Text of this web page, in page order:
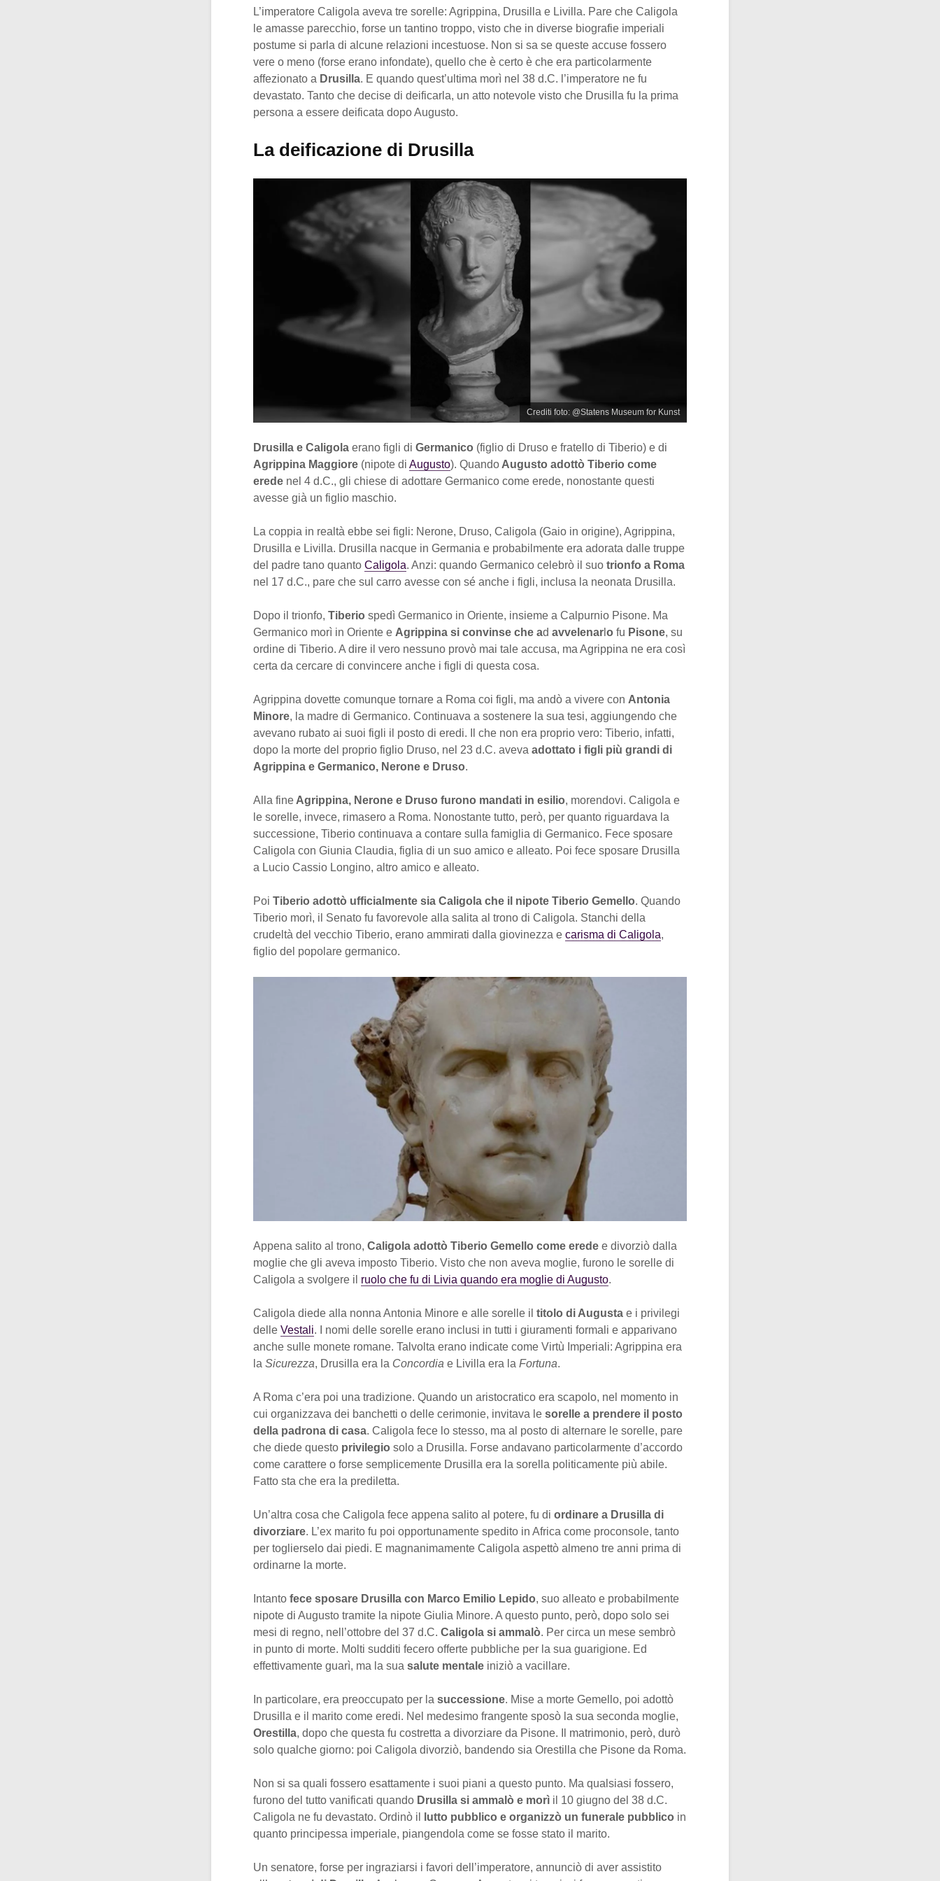
L’imperatore Caligola aveva tre sorelle: Agrippina, Drusilla e Livilla. Pare che Caligola
le amasse parecchio, forse un tantino troppo, visto che in diverse biografie imperiali
postume si parla di alcune relazioni incestuose. Non si sa se queste accuse fossero
vere o meno (forse erano infondate), quello che è certo è che era particolarmente
affezionato a Drusilla. E quando quest’ultima morì nel 38 d.C. l’imperatore ne fu
devastato. Tanto che decise di deificarla, un atto notevole visto che Drusilla fu la prima
persona a essere deificata dopo Augusto.
La deificazione di Drusilla
Crediti foto: @Statens Museum for Kunst
Drusilla e Caligola erano figli di Germanico (figlio di Druso e fratello di Tiberio) e di
Agrippina Maggiore (nipote di Augusto). Quando Augusto adottò Tiberio come
erede nel 4 d.C., gli chiese di adottare Germanico come erede, nonostante questi
avesse già un figlio maschio.
La coppia in realtà ebbe sei figli: Nerone, Druso, Caligola (Gaio in origine), Agrippina,
Drusilla e Livilla. Drusilla nacque in Germania e probabilmente era adorata dalle truppe
del padre tano quanto Caligola. Anzi: quando Germanico celebrò il suo trionfo a Roma
nel 17 d.C., pare che sul carro avesse con sé anche i figli, inclusa la neonata Drusilla.
Dopo il trionfo, Tiberio spedì Germanico in Oriente, insieme a Calpurnio Pisone. Ma
Germanico morì in Oriente e Agrippina si convinse che ad avvelenar o fu Pisone, su
ordine di Tiberio. A dire il vero nessuno provò mai tale accusa, ma Agrippina ne era così
certa da cercare di convincere anche i figli di questa cosa.
Agrippina dovette comunque tornare a Roma coi figli, ma andò a vivere con Antonia
Minore, la madre di Germanico. Continuava a sostenere la sua tesi, aggiungendo che
avevano rubato ai suoi figli il posto di eredi. Il che non era proprio vero: Tiberio, infatti,
dopo la morte del proprio figlio Druso, nel 23 d.C. aveva adottato i figli più grandi di
Agrippina e Germanico, Nerone e Druso.
Alla fine Agrippina, Nerone e Druso furono mandati in esilio, morendovi. Caligola e
le sorelle, invece, rimasero a Roma. Nonostante tutto, però, per quanto riguardava la
successione, Tiberio continuava a contare sulla famiglia di Germanico. Fece sposare
Caligola con Giunia Claudia, figlia di un suo amico e alleato. Poi fece sposare Drusilla
a Lucio Cassio Longino, altro amico e alleato.
Poi Tiberio adottò ufficialmente sia Caligola che il nipote Tiberio Gemello. Quando
Tiberio morì, il Senato fu favorevole alla salita al trono di Caligola. Stanchi della
crudeltà del vecchio Tiberio, erano ammirati dalla giovinezza e carisma di Caligola,
figlio del popolare germanico.
Appena salito al trono, Caligola adottò Tiberio Gemello come erede e divorziò dalla
moglie che gli aveva imposto Tiberio. Visto che non aveva moglie, furono le sorelle di
Caligola a svolgere il ruolo che fu di Livia quando era moglie di Augusto.
Caligola diede alla nonna Antonia Minore e alle sorelle il titolo di Augusta e i privilegi
delle Vestali. I nomi delle sorelle erano inclusi in tutti i giuramenti formali e apparivano
anche sulle monete romane. Talvolta erano indicate come Virtù Imperiali: Agrippina era
la Sicurezza, Drusilla era la Concordia e Livilla era la Fortuna.
A Roma c’era poi una tradizione. Quando un aristocratico era scapolo, nel momento in
cui organizzava dei banchetti o delle cerimonie, invitava le sorelle a prendere il posto
della padrona di casa. Caligola fece lo stesso, ma al posto di alternare le sorelle, pare
che diede questo privilegio solo a Drusilla. Forse andavano particolarmente d’accordo
come carattere o forse semplicemente Drusilla era la sorella politicamente più abile.
Fatto sta che era la prediletta.
Un’altra cosa che Caligola fece appena salito al potere, fu di ordinare a Drusilla di
divorziare. L’ex marito fu poi opportunamente spedito in Africa come proconsole, tanto
per toglierselo dai piedi. E magnanimamente Caligola aspettò almeno tre anni prima di
ordinarne la morte.
Intanto fece sposare Drusilla con Marco Emilio Lepido, suo alleato e probabilmente
nipote di Augusto tramite la nipote Giulia Minore. A questo punto, però, dopo solo sei
mesi di regno, nell’ottobre del 37 d.C. Caligola si ammalò. Per circa un mese sembrò
in punto di morte. Molti sudditi fecero offerte pubbliche per la sua guarigione. Ed
effettivamente guarì, ma la sua salute mentale iniziò a vacillare.
In particolare, era preoccupato per la successione. Mise a morte Gemello, poi adottò
Drusilla e il marito come eredi. Nel medesimo frangente sposò la sua seconda moglie,
Orestilla, dopo che questa fu costretta a divorziare da Pisone. Il matrimonio, però, durò
solo qualche giorno: poi Caligola divorziò, bandendo sia Orestilla che Pisone da Roma.
Non si sa quali fossero esattamente i suoi piani a questo punto. Ma qualsiasi fossero,
furono del tutto vanificati quando Drusilla si ammalò e morì il 10 giugno del 38 d.C.
Caligola ne fu devastato. Ordinò il
lutto pubblico e organizzò un funerale pubblico in
quanto principessa imperiale, piangendola come se fosse stato il marito.
Un senatore, forse per ingraziarsi i favori dell’imperatore, annunciò di aver assistito